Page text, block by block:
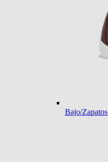
Bajo/Zapatos